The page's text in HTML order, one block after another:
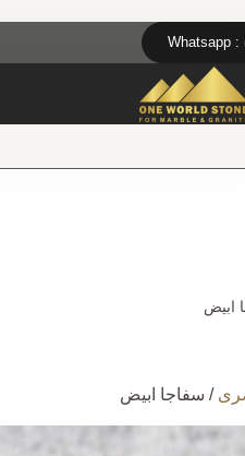
Whatsapp :
ابيض
/ سفاجا ابيض